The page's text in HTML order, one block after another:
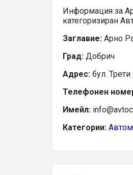
Информация за
категоризиран
Заглавие: Арно
Град: Добрич
Адрес: бул.
Телефонен
Имейл:
Категории: